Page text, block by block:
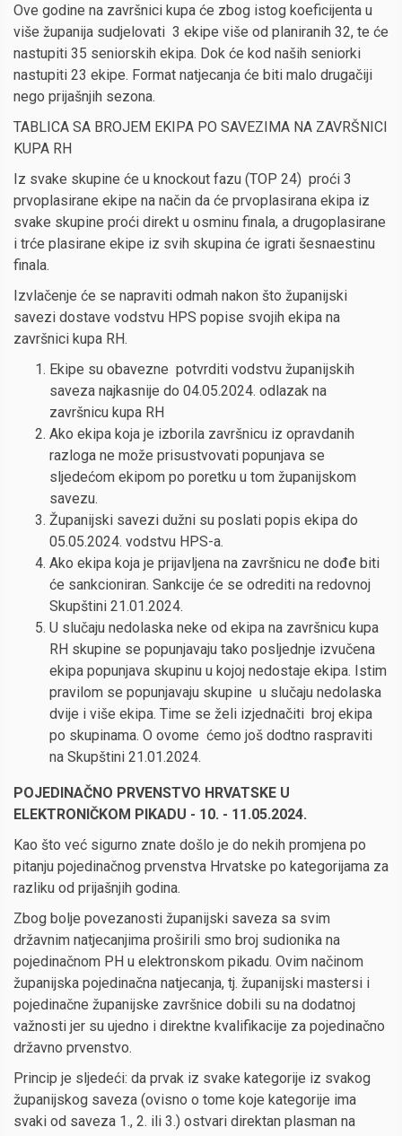
Ove godine na završnici kupa će zbog istog koeficijenta u
više županija sudjelovati 3 ekipe više od planiranih 32, te će
nastupiti 35 seniorskih ekipa. Dok će kod naših seniorki
nastupiti 23 ekipe. Format natjecanja će biti malo drugačiji
nego prijašnjih sezona.
TABLICA SA BROJEM EKIPA PO SAVEZIMA NA ZAVRŠNICI
KUPA RH
Iz svake skupine će u knockout fazu (TOP 24) proći 3
prvoplasirane ekipe na način da će prvoplasirana ekipa iz
svake skupine proći direkt u osminu finala, a drugoplasirane
i trće plasirane ekipe iz svih skupina će igrati šesnaestinu
finala.
Izvlačenje će se napraviti odmah nakon što županijski
savezi dostave vodstvu HPS popise svojih ekipa na
završnici kupa RH.
Ekipe su obavezne potvrditi vodstvu županijskih
saveza najkasnije do 04.05.2024. odlazak na
završnicu kupa RH
Ako ekipa koja je izborila završnicu iz opravdanih
razloga ne može prisustvovati popunjava se
sljedećom ekipom po poretku u tom županijskom
savezu.
Županijski savezi dužni su poslati popis ekipa do
05.05.2024. vodstvu HPS-a.
Ako ekipa koja je prijavljena na završnicu ne dođe biti
će sankcioniran. Sankcije će se odrediti na redovnoj
Skupštini 21.01.2024.
U slučaju nedolaska neke od ekipa na završnicu kupa
RH skupine se popunjavaju tako posljednje izvučena
ekipa popunjava skupinu u kojoj nedostaje ekipa. Istim
pravilom se popunjavaju skupine u slučaju nedolaska
dvije i više ekipa. Time se želi izjednačiti broj ekipa
po skupinama. O ovome ćemo još dodtno raspraviti
na Skupštini 21.01.2024.
POJEDINAČNO PRVENSTVO HRVATSKE U
ELEKTRONIČKOM PIKADU - 10. - 11.05.2024.
Kao što već sigurno znate došlo je do nekih promjena po
pitanju pojedinačnog prvenstva Hrvatske po kategorijama za
razliku od prijašnjih godina.
Zbog bolje povezanosti županijski saveza sa svim
državnim natjecanjima proširili smo broj sudionika na
pojedinačnom PH u elektronskom pikadu. Ovim načinom
županijska pojedinačna natjecanja, tj. županijski mastersi i
pojedinačne županijske završnice dobili su na dodatnoj
važnosti jer su ujedno i direktne kvalifikacije za pojedinačno
državno prvenstvo.
Princip je sljedeći: da prvak iz svake kategorije iz svakog
županijskog saveza (ovisno o tome koje kategorije ima
svaki od saveza 1., 2. ili 3.) ostvari direktan plasman na